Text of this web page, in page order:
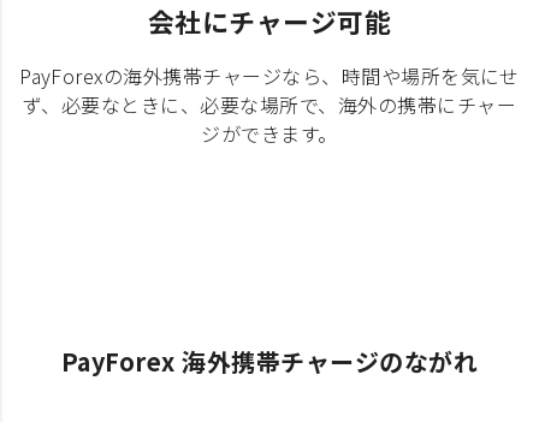
会社にチャージ可能
PayForexの海外携帯チャージなら、時間や場所を気にせ
ず、必要なときに、必要な場所で、海外の携帯にチャー
ジができます。
PayForex 海外携帯チャージのながれ